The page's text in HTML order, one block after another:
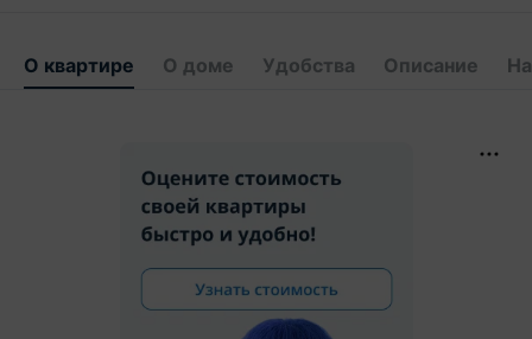
О квартире О доме Удобства Описание